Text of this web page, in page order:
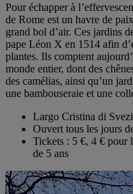
Pour échapper à
de Rome est un havre de
grand bol d’air. Ces jardins
pape Léon X en 1514 afin
plantes. Ils comptent
monde entier, dont des
des camélias, ainsi qu’un
une bambouseraie et une
Largo Cristina di
Ouvert tous les jours
Tickets : 5 €, 4 € pour
de 5 ans